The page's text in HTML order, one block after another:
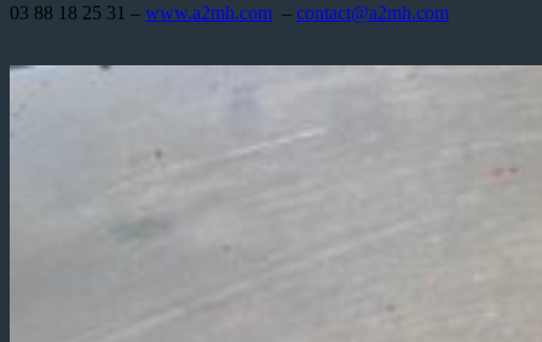
03 88 18 25 31 – www.a2mh.com – contact@a2mh.com